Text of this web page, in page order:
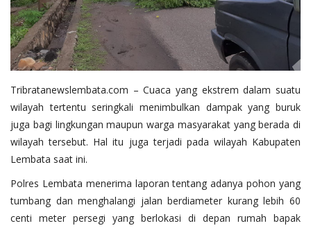
Tribratanewslembata.com – Cuaca yang ekstrem dalam suatu
wilayah tertentu seringkali menimbulkan dampak yang buruk
juga bagi lingkungan maupun warga masyarakat yang berada di
wilayah tersebut. Hal itu juga terjadi pada wilayah Kabupaten
Lembata saat ini.
Polres Lembata menerima laporan tentang adanya pohon yang
tumbang dan menghalangi jalan berdiameter kurang lebih 60
centi meter persegi yang berlokasi di depan rumah bapak